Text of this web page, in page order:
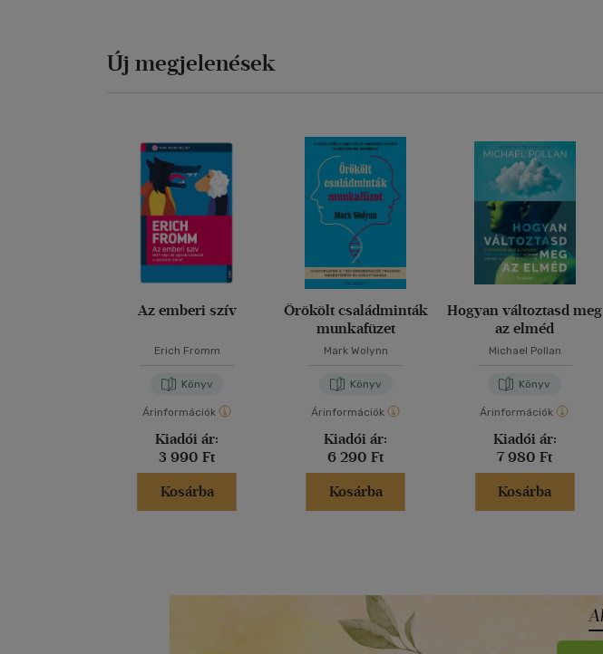
Új megjelenések
Az emberi szív
Erich Fromm
Könyv
Árinformációk
Kiadói ár:
3 990 Ft
Kosárba
Örökölt családminták
munkafüzet
Mark Wolynn
Könyv
Árinformációk
Kiadói ár:
6 290 Ft
Kosárba
Hogyan változtasd meg
az elméd
Michael Pollan
Könyv
Árinformációk
Kiadói ár:
7 980 Ft
Kosárba